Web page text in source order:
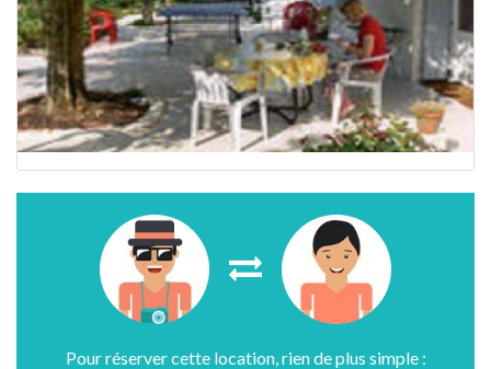
Pour réserver cette location, rien de plus simple :